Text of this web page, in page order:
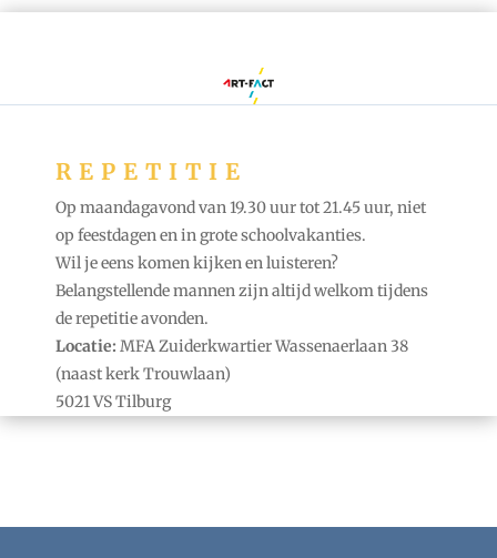
REPETITIE
Op maandagavond van 19.30 uur tot 21.45 uur, niet
op feestdagen en in grote schoolvakanties.
Wil je eens komen kijken en luisteren?
Belangstellende mannen zijn altijd welkom tijdens
de repetitie avonden.
Locatie: MFA Zuiderkwartier Wassenaerlaan 38
(naast kerk Trouwlaan)
5021 VS Tilburg